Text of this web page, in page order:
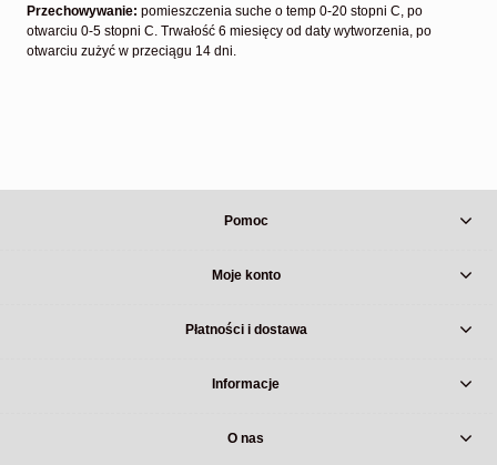
Przechowywanie: pomieszczenia suche o temp 0-20 stopni C, po
otwarciu 0-5 stopni C. Trwałość 6 miesięcy od daty wytworzenia, po
otwarciu zużyć w przeciągu 14 dni.
Pomoc
Moje konto
Płatności i dostawa
Informacje
O nas